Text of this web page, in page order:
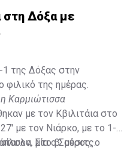
στη Δόξα με
της Δόξας στην
της ημέρας.
Καρμιώτισσα
με τον Κβιλιτάια στο
με τον Νιάρκο, με το 1-1
Στο β' μέρος, ο
μία ο Σούσιτς.